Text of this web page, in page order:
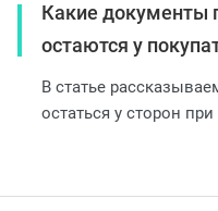
Какие документы
остаются у
В статье
остаться у сторон